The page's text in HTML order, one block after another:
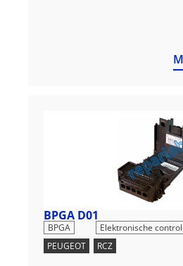
BPGA D01
BPGA
Elektronische
PEUGEOT
RCZ